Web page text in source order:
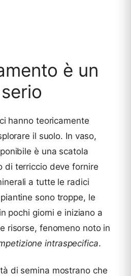
è un
hanno teoricamente
il suolo. In vaso,
è una scatola
di terriccio deve fornire
a tutte le radici
sono troppe, le
pochi giorni e iniziano a
risorse, fenomeno noto in
intraspecifica.
di semina mostrano che